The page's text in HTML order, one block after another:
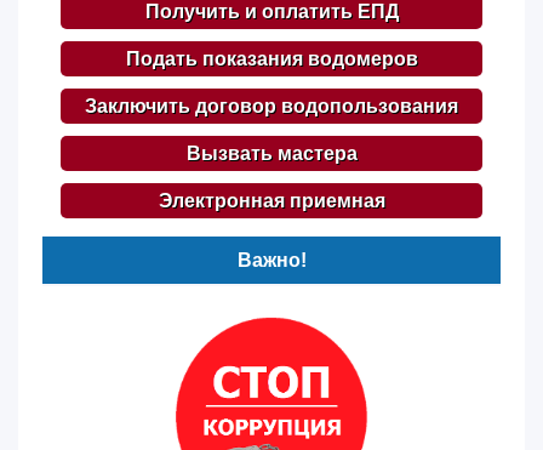
Получить и оплатить ЕПД
Подать показания водомеров
Заключить договор водопользования
Вызвать мастера
Электронная приемная
Важно!